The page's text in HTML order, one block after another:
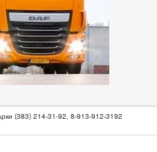
(383) 214-31-92, 8-913-912-3192